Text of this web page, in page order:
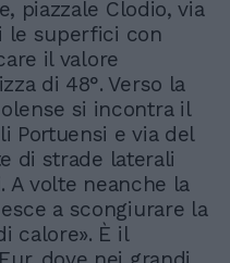
piazzale Clodio, via
le superfici con
il valore
di 48°. Verso la
si incontra il
Portuensi e via del
di strade laterali
A volte neanche la
a scongiurare la
calore». È il